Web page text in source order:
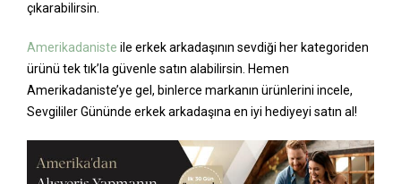
çıkarabilirsin.
Amerikadaniste ile erkek arkadaşının sevdiği her kategoriden
ürünü tek tık’la güvenle satın alabilirsin. Hemen
Amerikadaniste’ye gel, binlerce markanın ürünlerini incele,
Sevgililer Gününde erkek arkadaşına en iyi hediyeyi satın al!